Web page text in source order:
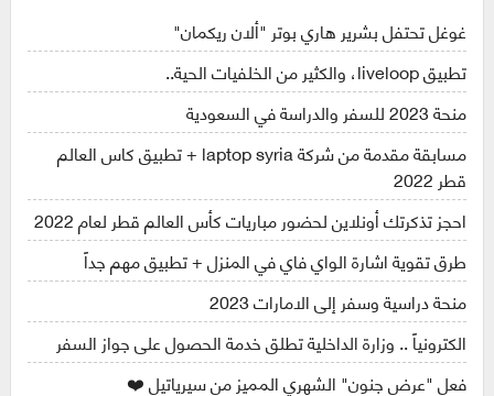
غوغل تحتفل بشرير هاري بوتر "ألان ريكمان"
تطبيق liveloop، والكثير من الخلفيات الحية..
منحة 2023 للسفر والدراسة في السعودية
مسابقة مقدمة من شركة laptop syria + تطبيق كاس العالم
قطر 2022
احجز تذكرتك أونلاين لحضور مباريات كأس العالم قطر لعام 2022
طرق تقوية اشارة الواي فاي في المنزل + تطبيق مهم جداً
منحة دراسية وسفر إلى الامارات 2023
الكترونياً .. وزارة الداخلية تطلق خدمة الحصول على جواز السفر
فعل "عرض جنون" الشهري المميز من سيرياتيل ❤️